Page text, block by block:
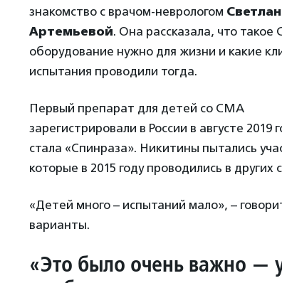
знакомство с врачом-неврологом
Артемьевой. Она рассказала, что такое
оборудование нужно для жизни и какие
испытания проводили тогда.
Первый препарат для детей со СМА
зарегистрировали в России в августе 2019
стала «Спинраза». Никитины пытались
которые в 2015 году проводились в других
«Детей много – испытаний мало», –
варианты.
«Это было очень важно —